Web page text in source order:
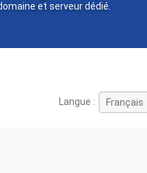
et serveur dédié.
Langue :